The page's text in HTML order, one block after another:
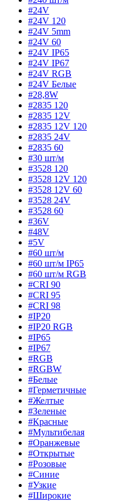
#24V
#24V 120
#24V 5mm
#24V 60
#24V IP65
#24V IP67
#24V RGB
#24V Белые
#28,8W
#2835 120
#2835 12V
#2835 12V 120
#2835 24V
#2835 60
#30 шт/м
#3528 120
#3528 12V 120
#3528 12V 60
#3528 24V
#3528 60
#36V
#48V
#5V
#60 шт/м
#60 шт/м IP65
#60 шт/м RGB
#CRI 90
#CRI 95
#CRI 98
#IP20
#IP20 RGB
#IP65
#IP67
#RGB
#RGBW
#Белые
#Герметичные
#Желтые
#Зеленые
#Красные
#Мультибелая
#Оранжевые
#Открытые
#Розовые
#Синие
#Узкие
#Широкие